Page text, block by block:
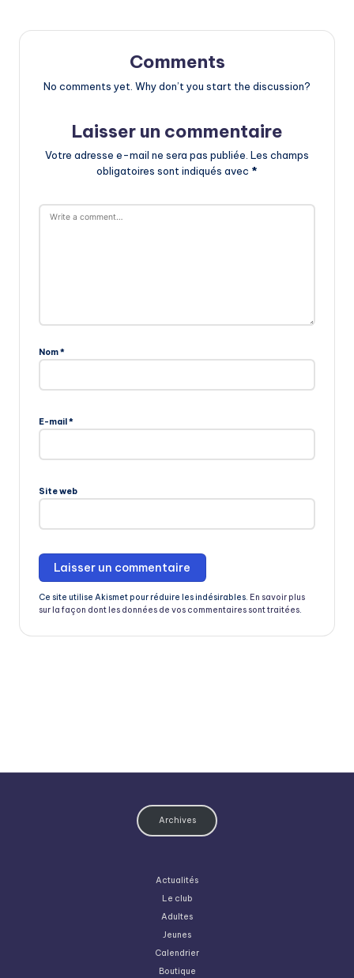
Comments
No comments yet. Why don’t you start the discussion?
Laisser un commentaire
Votre adresse e-mail ne sera pas publiée. Les champs
obligatoires sont indiqués avec *
Nom*
E-mail*
Site web
Ce site utilise Akismet pour réduire les indésirables. En savoir plus
sur la façon dont les données de vos commentaires sont traitées.
Archives
Actualités
Le club
Adultes
Jeunes
Calendrier
Boutique